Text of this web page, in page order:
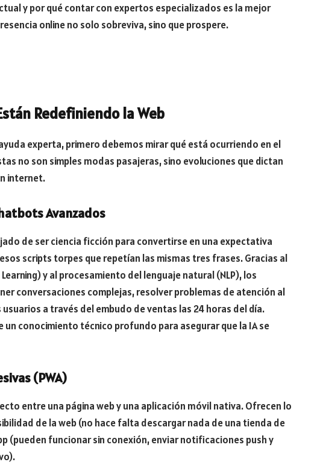
y por qué contar con expertos especializados es la mejor
online no solo sobreviva, sino que prospere.
Redefiniendo la Web
experta, primero debemos mirar qué está ocurriendo en el
no son simples modas pasajeras, sino evoluciones que dictan
internet.
Avanzados
de ser ciencia ficción para convertirse en una expectativa
scripts torpes que repetían las mismas tres frases. Gracias al
y al procesamiento del lenguaje natural (NLP), los
conversaciones complejas, resolver problemas de atención al
a través del embudo de ventas las 24 horas del día.
conocimiento técnico profundo para asegurar que la IA se
(PWA)
entre una página web y una aplicación móvil nativa. Ofrecen lo
de la web (no hace falta descargar nada de una tienda de
(pueden funcionar sin conexión, enviar notificaciones push y